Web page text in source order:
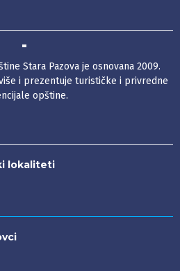
Stara Pazova je osnovana 2009.
i prezentuje turističke i privredne
opštine.
lokaliteti